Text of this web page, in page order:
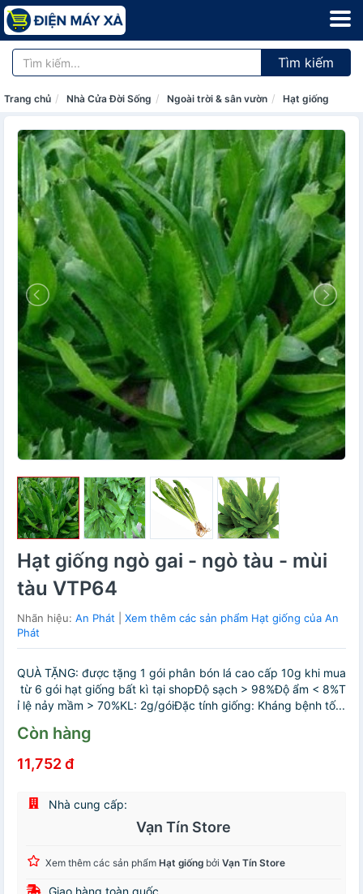
Tìm kiếm
Trang chủ Nhà Cửa Đời Sống Ngoài trời & sân vườn Hạt giống
Hạt giống ngò gai - ngò tàu - mùi
tàu VTP64
Nhãn hiệu: An Phát
Xem thêm các sản phẩm Hạt giống của An
Phát
QUÀ TẶNG: được tặng 1 gói phân bón lá cao cấp 10g khi mua
từ 6 gói hạt giống bất kì tại shopĐộ sạch > 98%Độ ẩm < 8%T
ỉ lệ nảy mầm > 70%KL: 2g/góiĐặc tính giống: Kháng bệnh tố...
Còn hàng
11,752 đ
Nhà cung cấp:
Vạn Tín Store
Xem thêm các sản phẩm Hạt giống bởi Vạn Tín Store